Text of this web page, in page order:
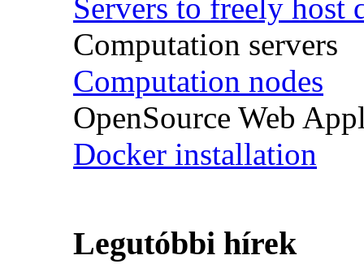
Servers to freely host
Computation servers
Computation nodes
OpenSource Web
Docker installation
Legutóbbi hírek